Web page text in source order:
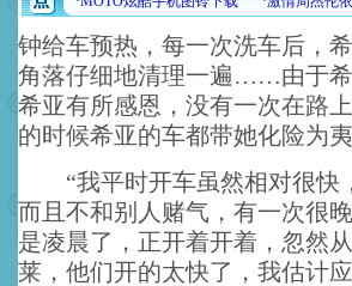
钟给车预热，每一次洗车后，
角落仔细地清理一遍……由于
希亚有所感恩，没有一次在路
的时候希亚的车都带她化险为夷
“我平时开车虽然相对很快
而且不和别人赌气，有一次很
是凌晨了，正开着开着，忽然
莱，他们开的太快了，我估计